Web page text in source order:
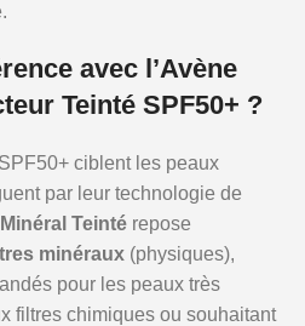
avec l’Avène
Teinté SPF50+ ?
ciblent les peaux
par leur technologie de
Teinté repose
minéraux (physiques),
pour les peaux très
filtres chimiques ou souhaitant